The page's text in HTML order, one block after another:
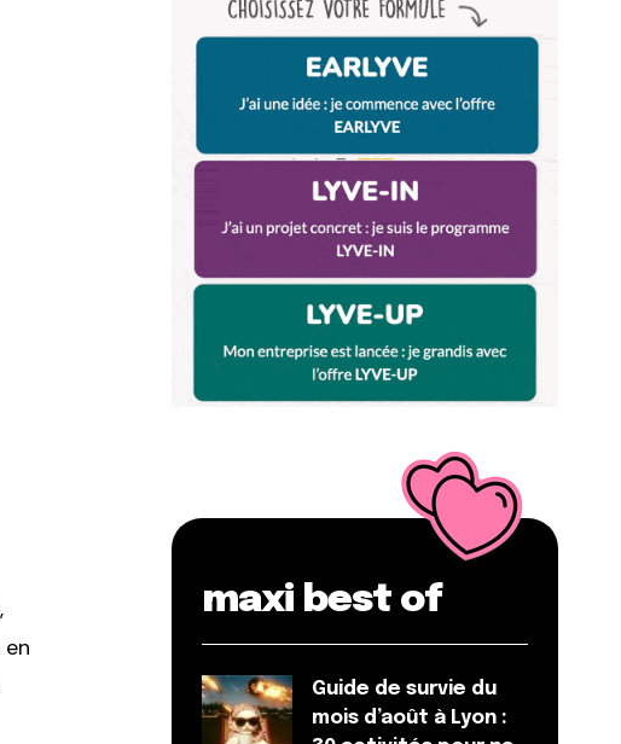
maxi best of
Guide de survie du
mois d’août à Lyon :